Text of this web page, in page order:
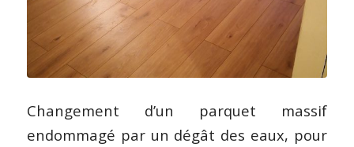
Changement d’un parquet massif
endommagé par un dégât des eaux, pour